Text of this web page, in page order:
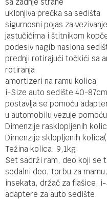
uklonjiva prečka sa sedišta
sigurnosni pojas za
jastučićima i štitnikom
podesiv nagib naslona
prednji rotirajući točkići sa
rotiranja
amortizeri na ramu kolica
i-Size auto sedište 40-
postavlja se pomoću
u automobilu vezuje
Dimenzije rasklopljenih
Dimenzije sklopljenih
Težina kolica: 9,1kg
Set sadrži ram, deo koji se
sedalni deo, torbu za
insekata, držač za flašice,
adaptere za auto sedište.